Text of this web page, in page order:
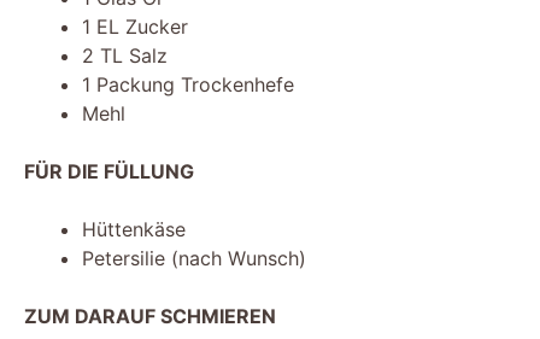
1 EL Zucker
2 TL Salz
1 Packung Trockenhefe
Mehl
FÜR DIE FÜLLUNG
Hüttenkäse
Petersilie (nach Wunsch)
ZUM DARAUF SCHMIEREN